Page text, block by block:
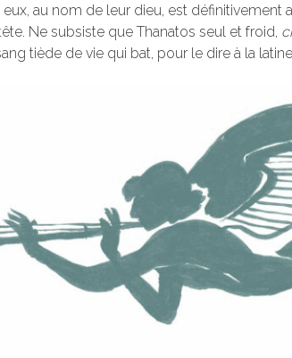
eux, au nom de leur dieu, est
Ne subsiste que Thanatos seul et froid,
tiède de vie qui bat, pour le dire à la